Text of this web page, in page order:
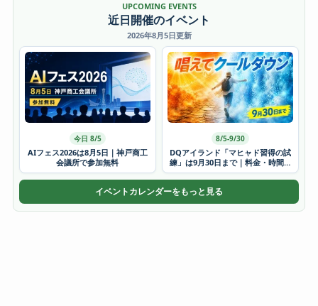
UPCOMING EVENTS
近日開催のイベント
2026年8月5日更新
今日 8/5
AIフェス2026は8月5日｜神戸商工
会議所で参加無料
8/5-9/30
DQアイランド「マヒャド習得の試
練」は9月30日まで｜料金・時間・
かき氷
イベントカレンダーをもっと見る